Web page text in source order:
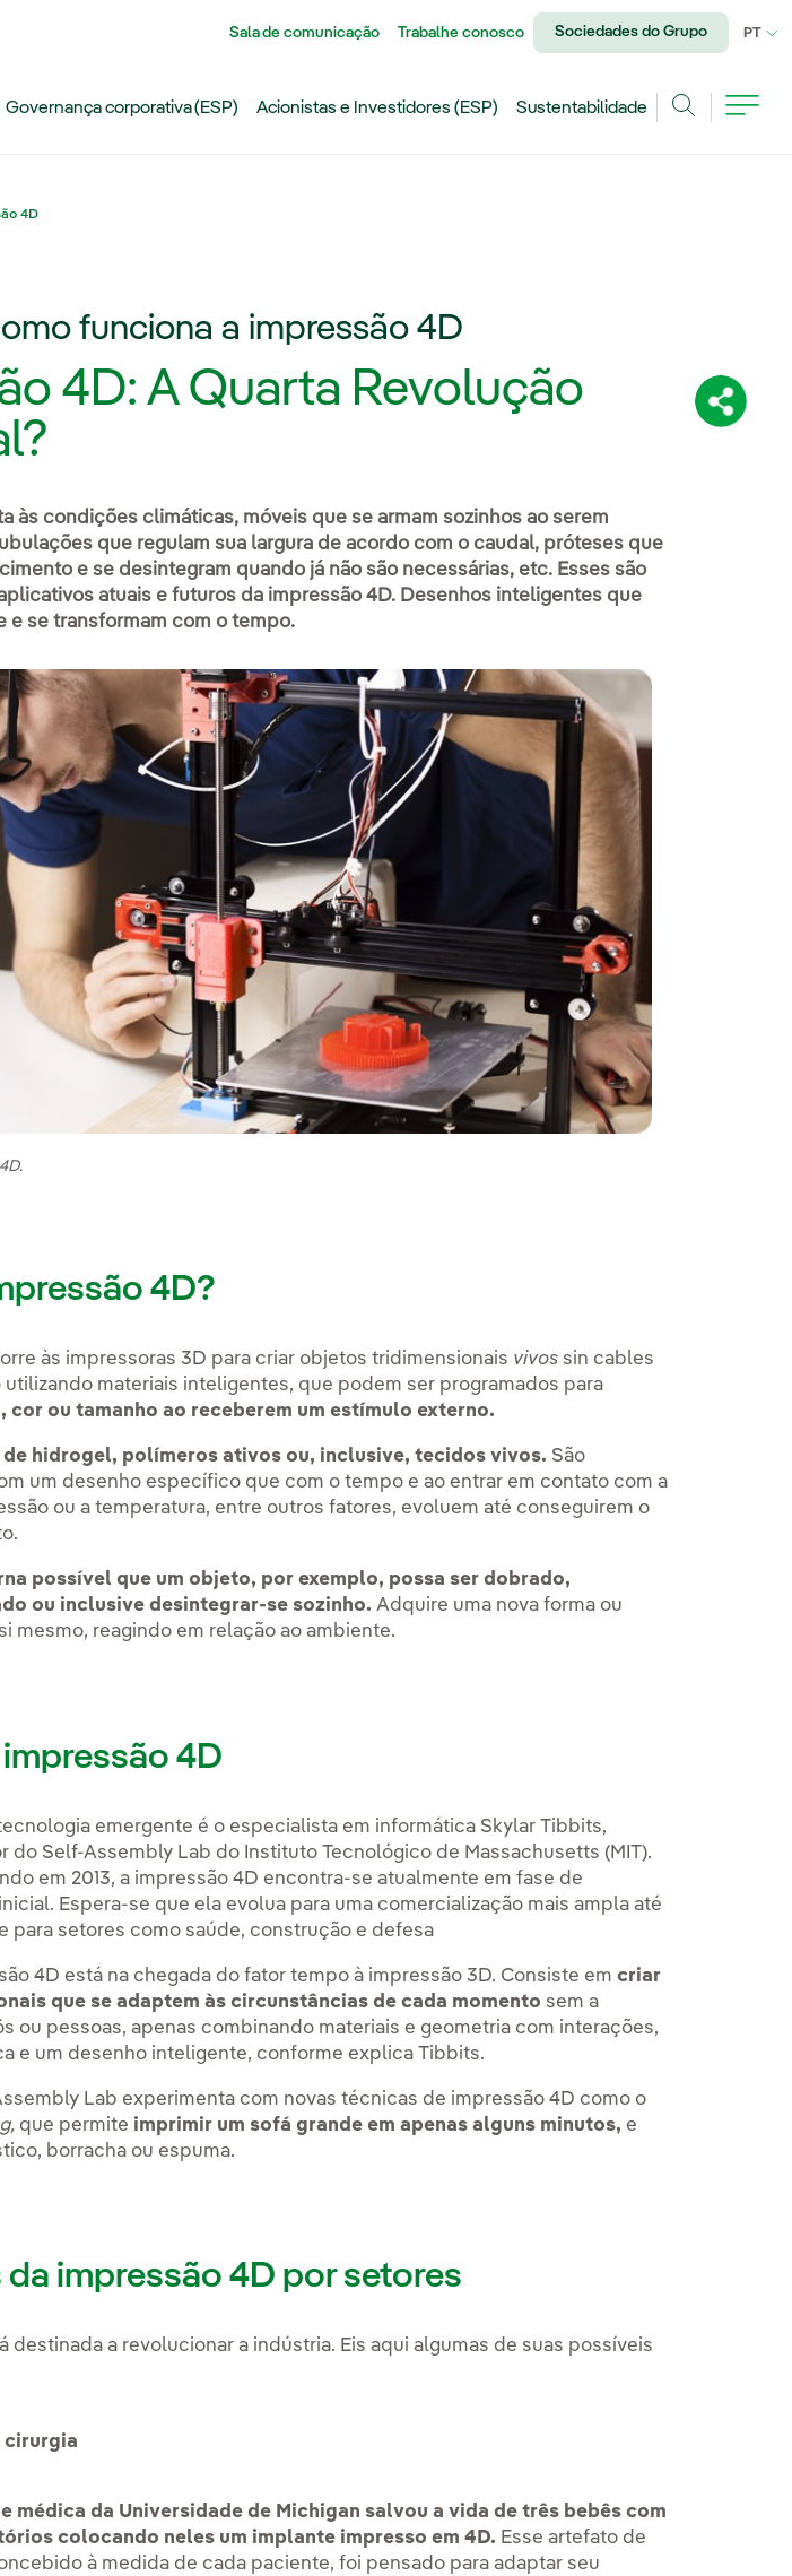
Sala de comunicação Trabalhe conosco Sociedades do Grupo PT
Governança corporativa (ESP) Acionistas e Investidores (ESP)
Sustentabilidade
4D
e Serviços
em nossos negócios
Programa de start-ups
funciona a impressão 4D
4D: A Quarta Revolução
às condições climáticas, móveis que se armam sozinhos ao serem
que regulam sua largura de acordo com o caudal, próteses que
e se desintegram quando já não são necessárias, etc. Esses são
atuais e futuros da impressão 4D. Desenhos inteligentes que
e se transformam com o tempo.
4D?
às impressoras 3D para criar objetos tridimensionais vivos sin cables
utilizando materiais inteligentes, que podem ser programados para
cor ou tamanho ao receberem um estímulo externo.
de hidrogel, polímeros ativos ou, inclusive, tecidos vivos. São
um desenho específico que com o tempo e ao entrar em contato com a
ou a temperatura, entre outros fatores, evoluem até conseguirem o
possível que um objeto, por exemplo, possa ser dobrado,
ou inclusive desintegrar-se sozinho. Adquire uma nova forma ou
mesmo, reagindo em relação ao ambiente.
4D
emergente é o especialista em informática Skylar Tibbits,
do Self-Assembly Lab do Instituto Tecnológico de Massachusetts (MIT).
em 2013, a impressão 4D encontra-se atualmente em fase de
Espera-se que ela evolua para uma comercialização mais ampla até
para setores como saúde, construção e defesa
4D está na chegada do fator tempo à impressão 3D. Consiste emcriar
que se adaptem às circunstâncias de cada momento sem a
ou pessoas, apenas combinando materiais e geometria com interações,
e um desenho inteligente, conforme explica Tibbits.
Lab experimenta com novas técnicas de impressão 4D como o
que permite imprimir um sofá grande em apenas alguns minutos, e
borracha ou espuma.
impressão 4D por setores
destinada a revolucionar a indústria. Eis aqui algumas de suas possíveis
cirurgia
médica da Universidade de Michigan salvou a vida de três bebês com
colocando neles um implante impresso em 4D. Esse artefato de
à medida de cada paciente, foi pensado para adaptar seu